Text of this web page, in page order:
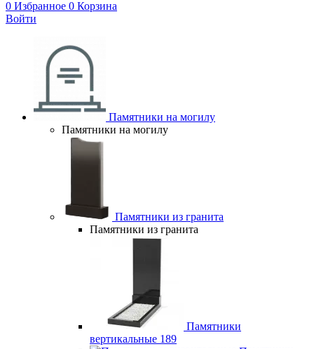
0 Избранное 0 Корзина
Войти
Памятники на могилу
Памятники на могилу
Памятники из гранита
Памятники из гранита
Памятники
вертикальные 189